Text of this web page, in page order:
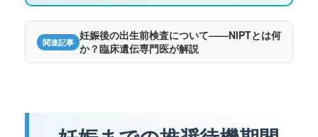
関連記事 妊娠後の出生前検査について——NIPTとは何
か？臨床遺伝専門医が解説